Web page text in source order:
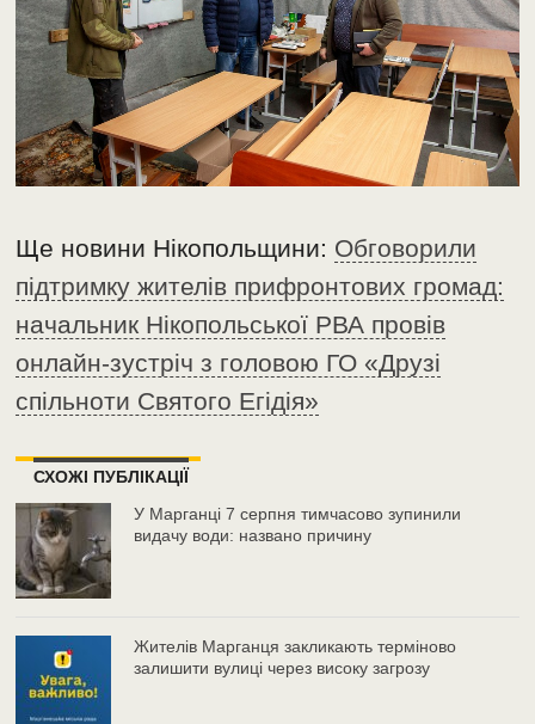
Ще новини Нікопольщини: Обговорили
підтримку жителів прифронтових громад:
начальник Нікопольської РВА провів
онлайн-зустріч з головою ГО «Друзі
спільноти Святого Егідія»
СХОЖІ ПУБЛІКАЦІЇ
У Марганці 7 серпня тимчасово зупинили
видачу води: названо причину
Жителів Марганця закликають терміново
залишити вулиці через високу загрозу